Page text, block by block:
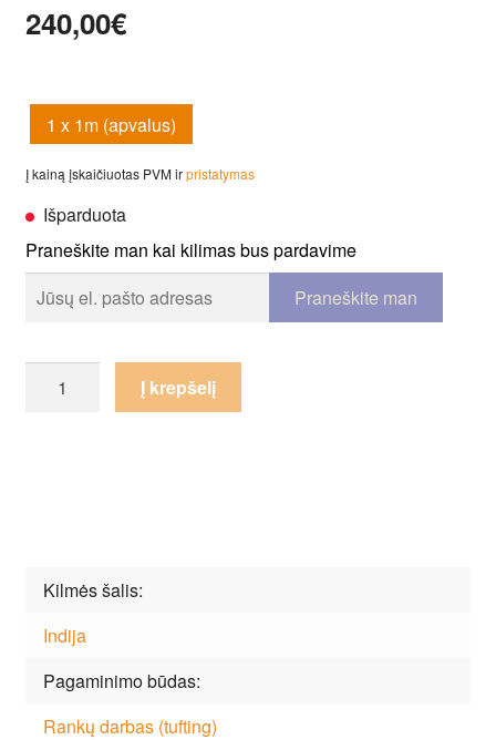
240,00€
1 x 1m (apvalus)
Į kainą įskaičiuotas PVM irpristatymas
Išparduota
Praneškite man kai kilimas bus pardavime
kiekis:
Į krepšelį
Kilmės šalis
Indija
Pagaminimo būdas
Rankų darbas (tufting)